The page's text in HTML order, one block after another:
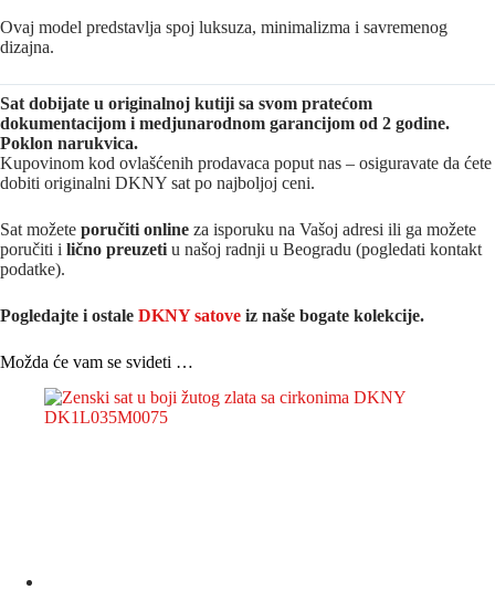
Ovaj model predstavlja spoj luksuza, minimalizma i savremenog
dizajna.
Sat dobijate u originalnoj kutiji sa svom pratećom
dokumentacijom i medjunarodnom garancijom od 2 godine.
Poklon narukvica.
Kupovinom kod ovlašćenih prodavaca poput nas – osiguravate da ćete
dobiti originalni DKNY sat po najboljoj ceni.
Sat možete poručiti online za isporuku na Vašoj adresi ili ga možete
poručiti i lično preuzeti u našoj radnji u Beogradu (pogledati kontakt
podatke).
Pogledajte i ostale DKNY satove iz naše bogate kolekcije.
Možda će vam se svideti …